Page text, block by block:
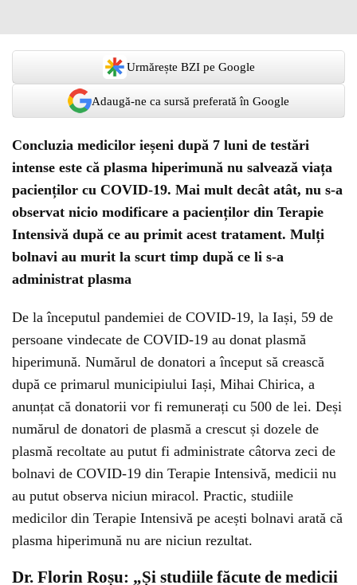
Urmărește BZI pe Google
Adaugă-ne ca sursă preferată în Google
Concluzia medicilor ieșeni după 7 luni de testări
intense este că plasma hiperimună nu salvează viața
pacienților cu COVID-19. Mai mult decât atât, nu s-a
observat nicio modificare a pacienților din Terapie
Intensivă după ce au primit acest tratament. Mulți
bolnavi au murit la scurt timp după ce li s-a
administrat plasma
De la începutul pandemiei de COVID-19, la Iași, 59 de
persoane vindecate de COVID-19 au donat plasmă
hiperimună. Numărul de donatori a început să crească
după ce primarul municipiului Iași, Mihai Chirica, a
anunțat că donatorii vor fi remunerați cu 500 de lei. Deși
numărul de donatori de plasmă a crescut și dozele de
plasmă recoltate au putut fi administrate câtorva zeci de
bolnavi de COVID-19 din Terapie Intensivă, medicii nu
au putut observa niciun miracol. Practic, studiile
medicilor din Terapie Intensivă pe acești bolnavi arată că
plasma hiperimună nu are niciun rezultat.
Dr. Florin Roșu: „Și studiile făcute de medicii